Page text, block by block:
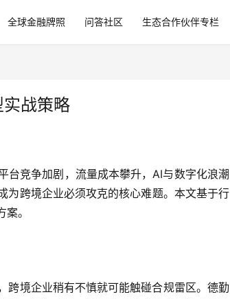
全球金融牌照 问答社区 生态合作伙伴专栏
战策略
台竞争加剧，流量成本攀升，AI与数字化浪潮
为跨境企业必须攻克的核心难题。本文基于行
。
跨境企业稍有不慎就可能触碰合规雷区。德勤